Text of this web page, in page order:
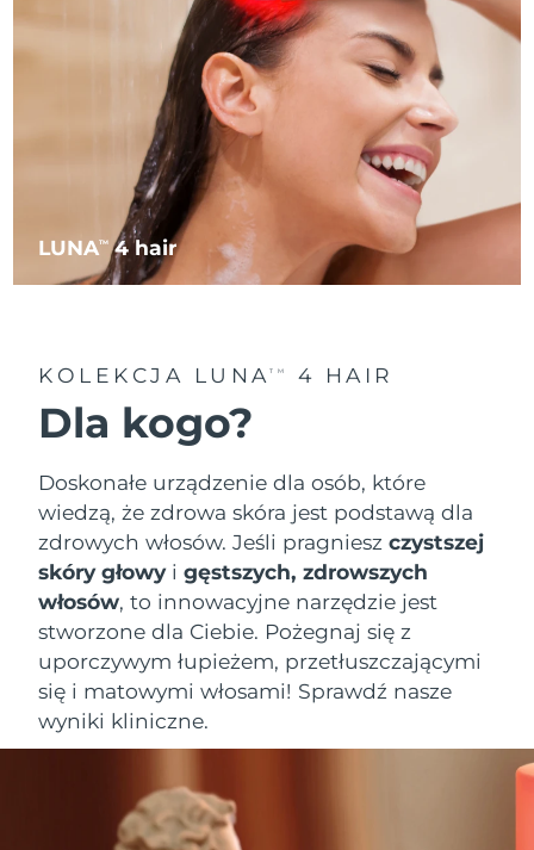
LUNATM 4 hair
KOLEKCJA LUNATM 4 HAIR
Dla kogo?
Doskonałe urządzenie dla osób, które
wiedzą, że zdrowa skóra jest podstawą dla
zdrowych włosów. Jeśli pragnieszczystszej
skóry głowyigęstszych, zdrowszych
włosów, to innowacyjne narzędzie jest
stworzone dla Ciebie. Pożegnaj się z
uporczywym łupieżem, przetłuszczającymi
się i matowymi włosami! Sprawdź nasze
wyniki kliniczne.
Uzbekistan
Oczekiwany czas dostawy
8/14/26
Oczekiwany czas dostawy